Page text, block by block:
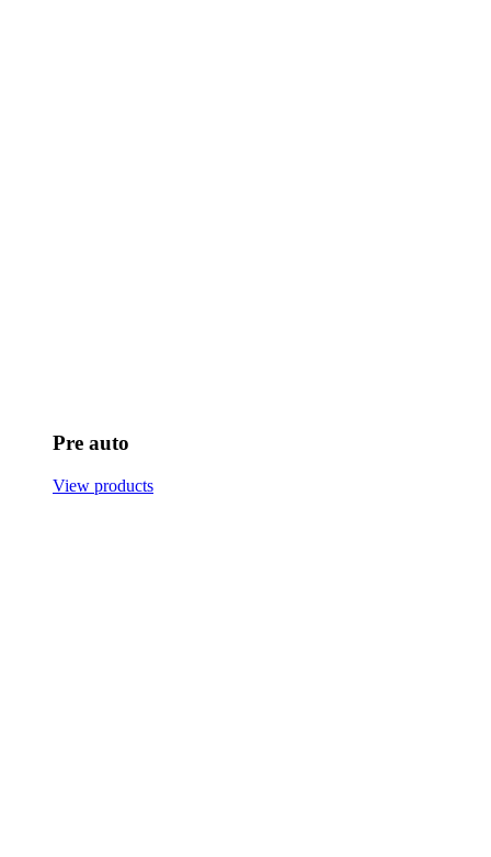
Pre auto
View products